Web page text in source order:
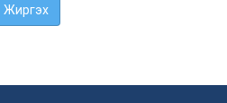
Жиргэх